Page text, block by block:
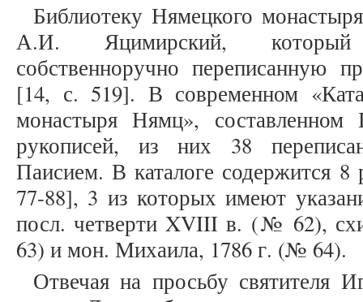
Библиотеку Нямецкого
А.И. Яцимирский, который
собственноручно переписанную
[14, с. 519]. В современном
монастыря Нямц»,
рукописей, из них 38
Паисием. В каталоге содержится
77-88], 3 из которых имеют
посл. четверти XVIII в. (№ 62),
63) и мон. Михаила, 1786 г. (№ 64).
Отвечая на просьбу святителя